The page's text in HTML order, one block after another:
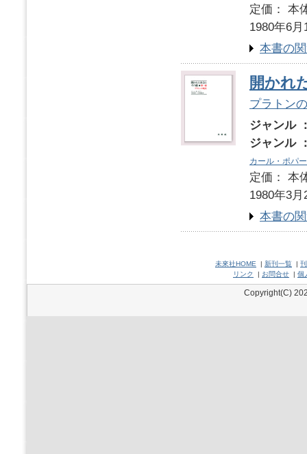
定価：
1980年6月
本書の
開かれ
プラトン
ジャンル
ジャンル
カール・ポパー
定価：
1980年3月
本書の
未來社HOME | 新刊一覧 |
リンク
| お問合せ | 個
Copyright(C)